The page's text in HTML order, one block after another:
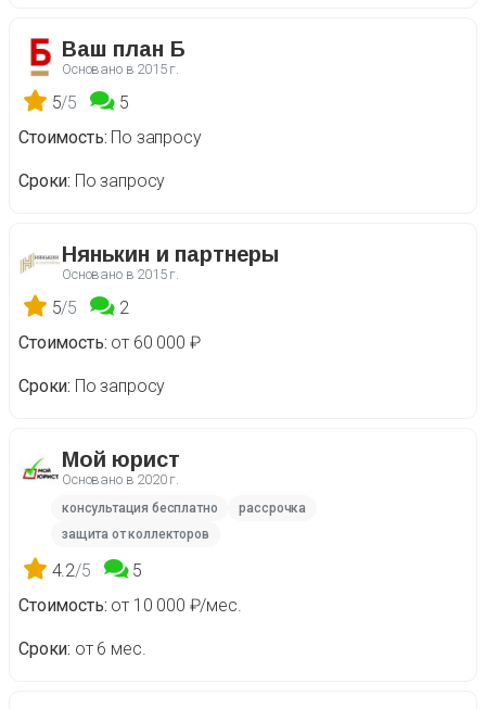
Ваш план Б
Основано в 2015 г.
5/5
5
Стоимость По запросу
Сроки По запросу
Нянькин и партнеры
Основано в 2015 г.
5/5
2
Стоимость от 60 000 ₽
Сроки По запросу
Мой юрист
Основано в 2020 г.
консультация бесплатно
рассрочка
защита от коллекторов
4.2/5
5
Стоимость от 10 000 ₽/мес.
Сроки от 6 мес.